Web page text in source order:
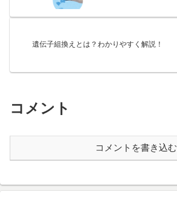
遺伝子組換えとは？わかりやすく解説！
コメント
コメントを書き込む